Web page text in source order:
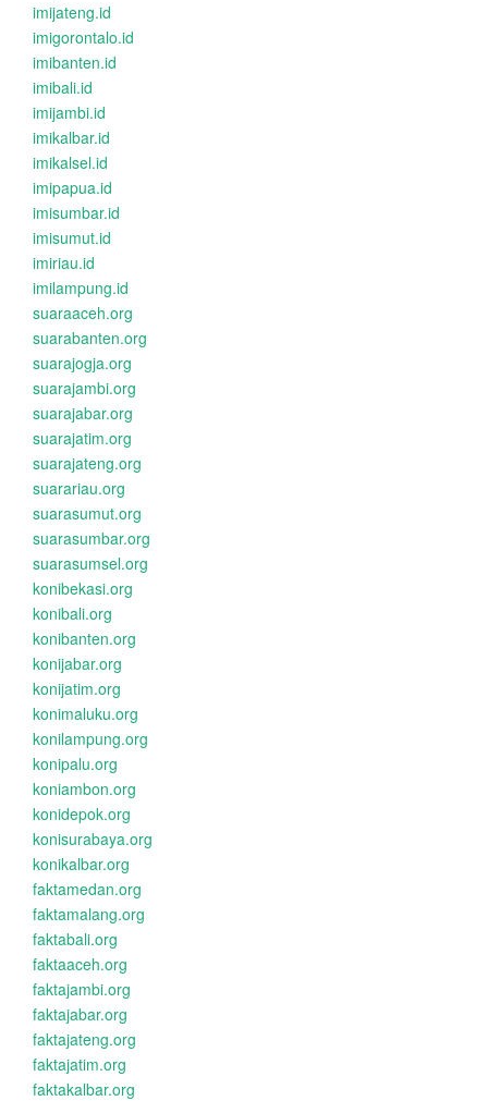
imijateng.id
imigorontalo.id
imibanten.id
imibali.id
imijambi.id
imikalbar.id
imikalsel.id
imipapua.id
imisumbar.id
imisumut.id
imiriau.id
imilampung.id
suaraaceh.org
suarabanten.org
suarajogja.org
suarajambi.org
suarajabar.org
suarajatim.org
suarajateng.org
suarariau.org
suarasumut.org
suarasumbar.org
suarasumsel.org
konibekasi.org
konibali.org
konibanten.org
konijabar.org
konijatim.org
konimaluku.org
konilampung.org
konipalu.org
koniambon.org
konidepok.org
konisurabaya.org
konikalbar.org
faktamedan.org
faktamalang.org
faktabali.org
faktaaceh.org
faktajambi.org
faktajabar.org
faktajateng.org
faktajatim.org
faktakalbar.org